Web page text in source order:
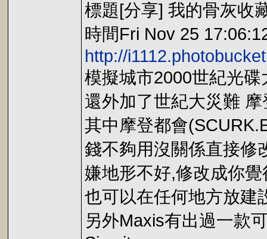
標題[分享] 我的骨灰收
時間Fri Nov 25
http://
模擬城市2000世紀光
還外加了世紀大災難
其中摩登都會
錢不夠用沒關係直接修
嫌地形不好,修改成你
也可以在任何地方放建
另外Maxis有出過一款